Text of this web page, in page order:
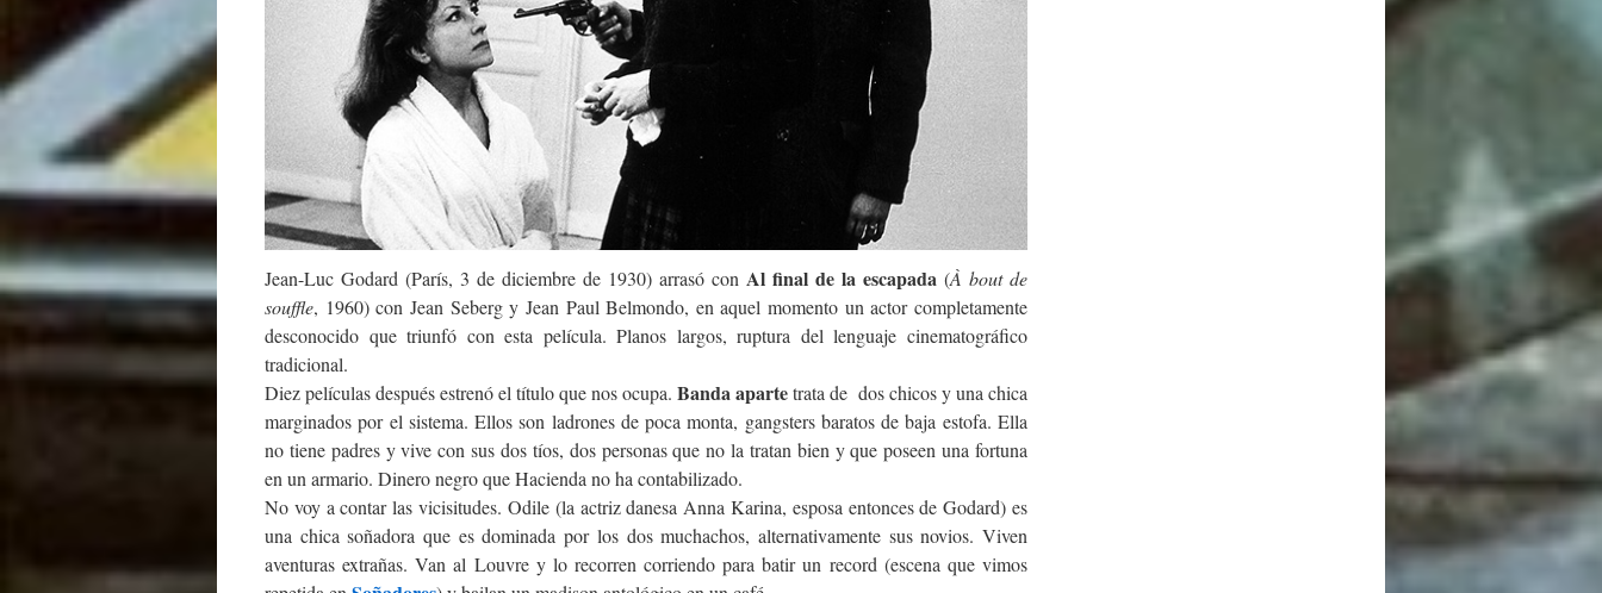
Jean-Luc Godard (París, 3 de diciembre de 1930) arrasó con Al final de la escapada (À bout de
souffle, 1960) con Jean Seberg y Jean Paul Belmondo, en aquel momento un actor completamente
desconocido que triunfó con esta película. Planos largos, ruptura del lenguaje cinematográfico
tradicional.
Diez películas después estrenó el título que nos ocupa. Banda apartetrata de dos chicos y una chica
marginados por el sistema. Ellos son ladrones de poca monta, gangsters baratos de baja estofa. Ella
no tiene padres y vive con sus dos tíos, dos personas que no la tratan bien y que poseen una fortuna
en un armario. Dinero negro que Hacienda no ha contabilizado.
No voy a contar las vicisitudes. Odile (la actriz danesa Anna Karina, esposa entonces de Godard) es
una chica soñadora que es dominada por los dos muchachos, alternativamente sus novios. Viven
aventuras extrañas. Van al Louvre y lo recorren corriendo para batir un record (escena que vimos